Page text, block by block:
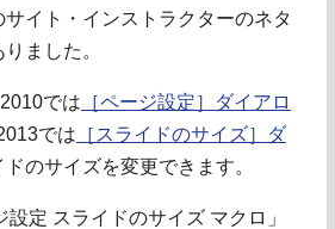
イト・インストラクターのネタ
ました。
では ［ページ設定］ダイアロ
では ［スライドのサイズ］ダ
のサイズを変更できます。
設定 スライドのサイズ マクロ」